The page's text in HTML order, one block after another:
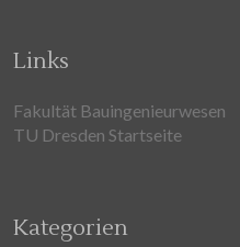
Links
Fakultät Bauingenieurwesen
TU Dresden Startseite
Kategorien